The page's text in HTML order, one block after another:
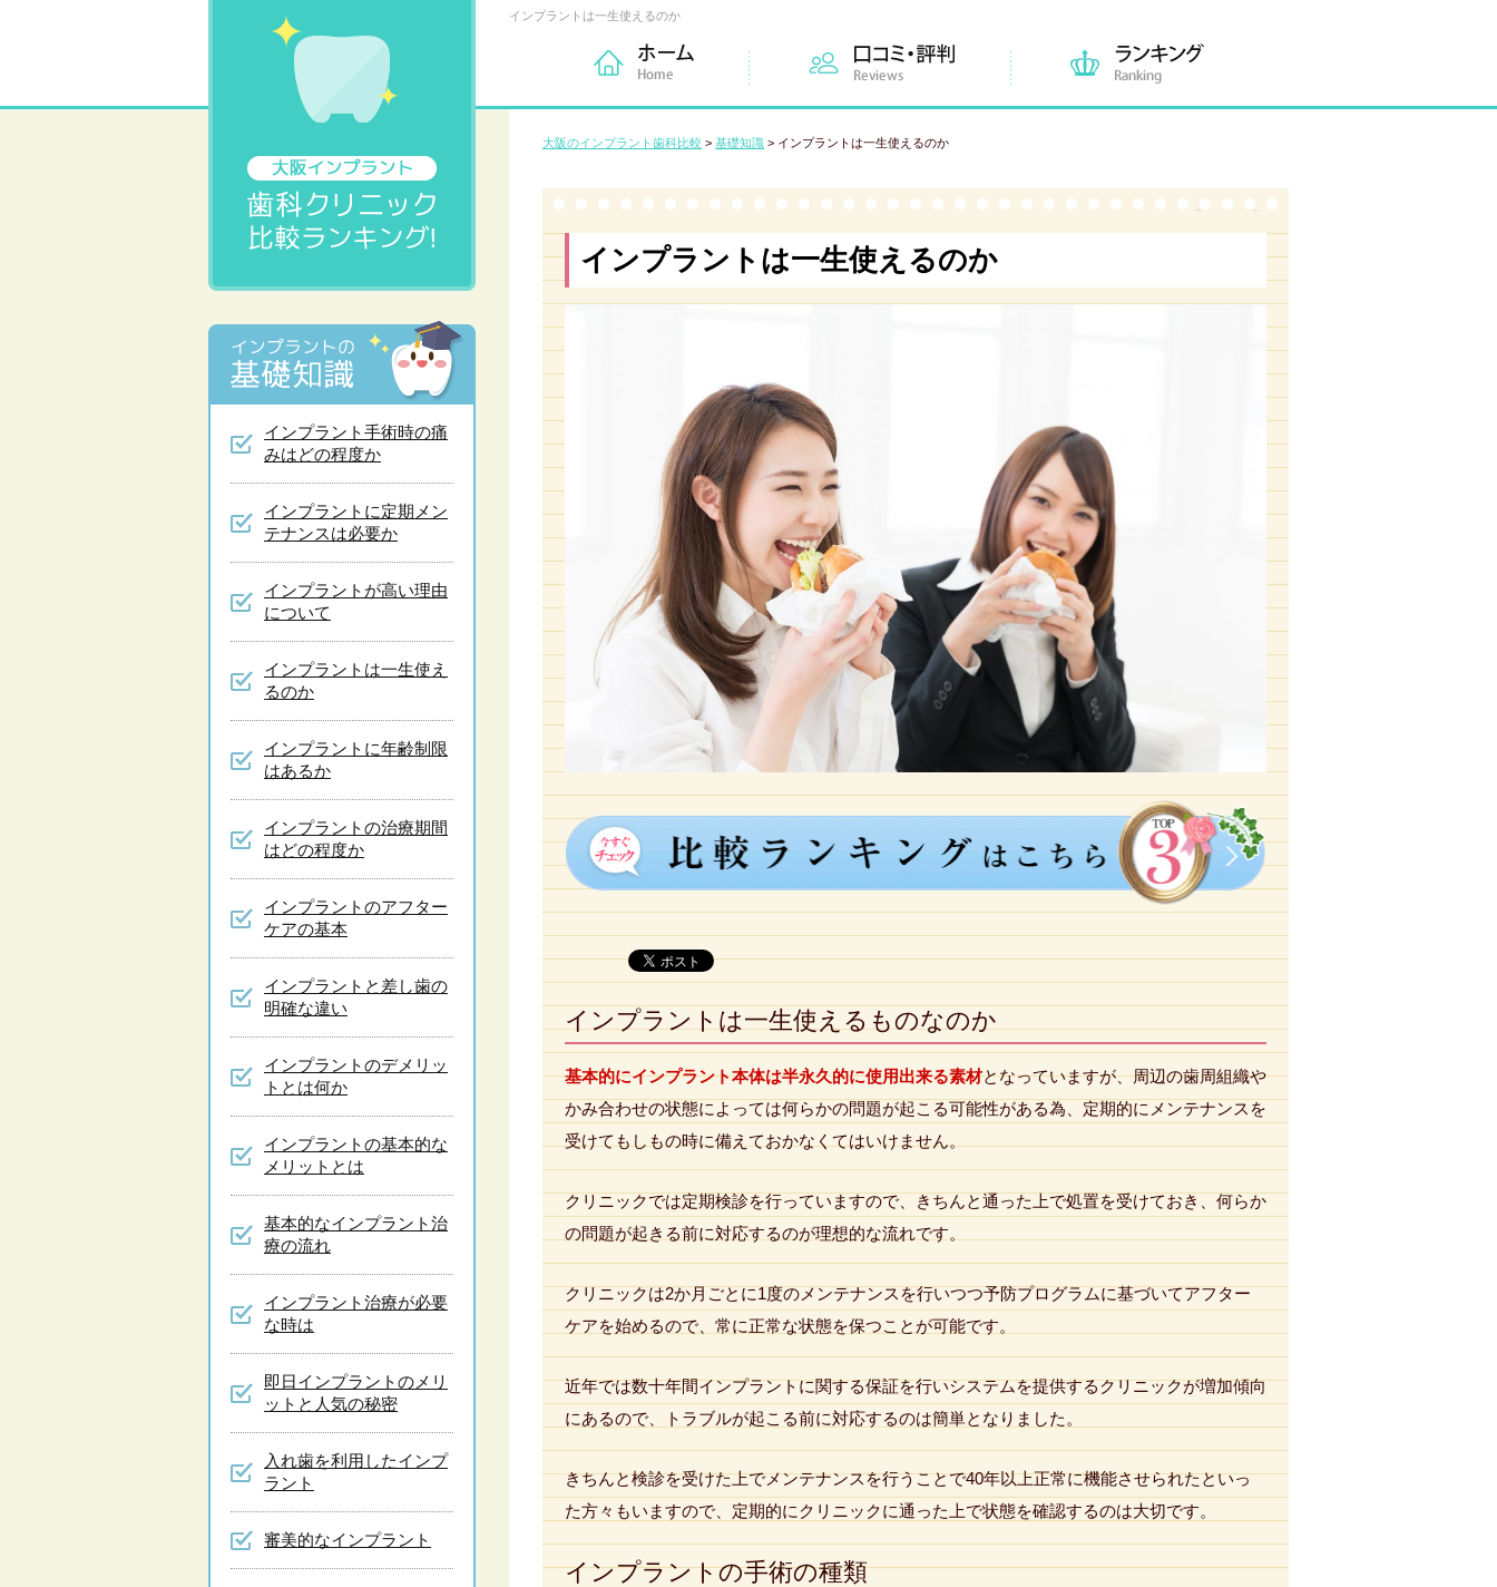
インプラントは一生使えるのか
大阪のインプラント歯科比較 > 基礎知識 > インプラントは一生使えるのか
インプラントは一生使えるのか
インプラントは一生使えるものなのか
基本的にインプラント本体は半永久的に使用出来る素材となっていますが、周辺の歯周組織や
かみ合わせの状態によっては何らかの問題が起こる可能性がある為、定期的にメンテナンスを
受けてもしもの時に備えておかなくてはいけません。
クリニックでは定期検診を行っていますので、きちんと通った上で処置を受けておき、何らか
の問題が起きる前に対応するのが理想的な流れです。
クリニックは2か月ごとに1度のメンテナンスを行いつつ予防プログラムに基づいてアフター
ケアを始めるので、常に正常な状態を保つことが可能です。
近年では数十年間インプラントに関する保証を行いシステムを提供するクリニックが増加傾向
にあるので、トラブルが起こる前に対応するのは簡単となりました。
きちんと検診を受けた上でメンテナンスを行うことで40年以上正常に機能させられたといっ
た方々もいますので、定期的にクリニックに通った上で状態を確認するのは大切です。
インプラントの手術の種類
インプラント手術時の痛
みはどの程度か
インプラントに定期メン
テナンスは必要か
インプラントが高い理由
について
インプラントは一生使え
るのか
インプラントに年齢制限
はあるか
インプラントの治療期間
はどの程度か
インプラントのアフター
ケアの基本
インプラントと差し歯の
明確な違い
インプラントのデメリッ
トとは何か
インプラントの基本的な
メリットとは
基本的なインプラント治
療の流れ
インプラント治療が必要
な時は
即日インプラントのメリ
ットと人気の秘密
入れ歯を利用したインプ
ラント
審美的なインプラント